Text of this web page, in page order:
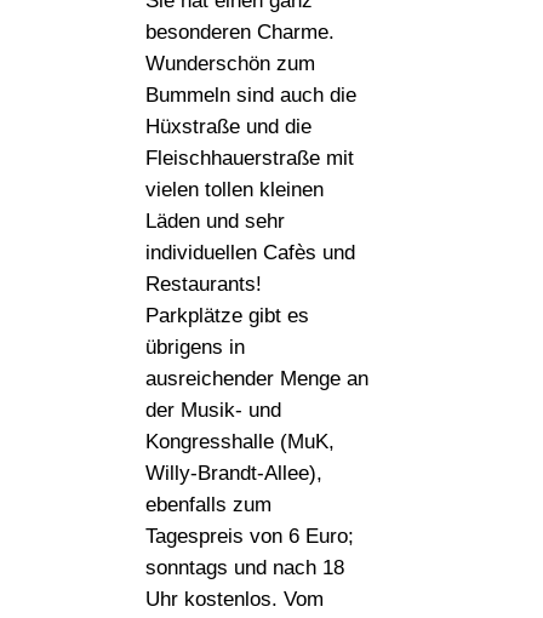
besonderen Charme.
Wunderschön zum
Bummeln sind auch die
Hüxstraße und die
Fleischhauerstraße mit
vielen tollen kleinen
Läden und sehr
individuellen Cafès und
Restaurants!
Parkplätze gibt es
übrigens in
ausreichender Menge an
der Musik- und
Kongresshalle (MuK,
Willy-Brandt-Allee),
ebenfalls zum
Tagespreis von 6 Euro;
sonntags und nach 18
Uhr kostenlos. Vom